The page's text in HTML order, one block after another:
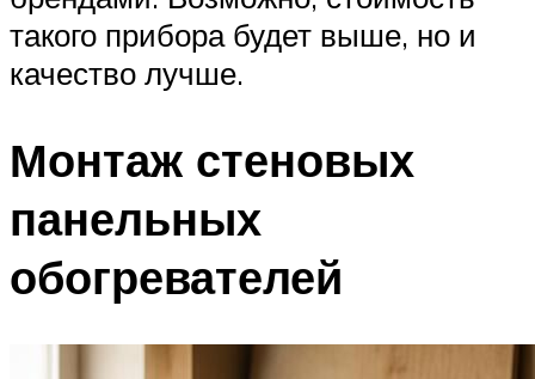
такого прибора будет выше, но и
качество лучше.
Монтаж стеновых
панельных
обогревателей